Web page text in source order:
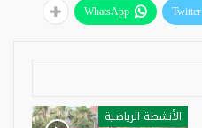
Twitter
WhatsApp
الأنشطة الرياضية